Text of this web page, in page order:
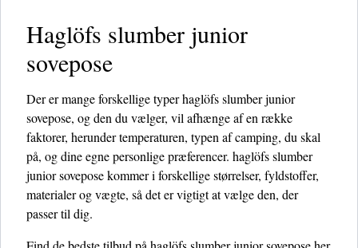
Haglöfs slumber junior
sovepose
Der er mange forskellige typer haglöfs slumber junior
sovepose, og den du vælger, vil afhænge af en række
faktorer, herunder temperaturen, typen af ​​camping, du skal
på, og dine egne personlige præferencer. haglöfs slumber
junior sovepose kommer i forskellige størrelser, fyldstoffer,
materialer og vægte, så det er vigtigt at vælge den, der
passer til dig.